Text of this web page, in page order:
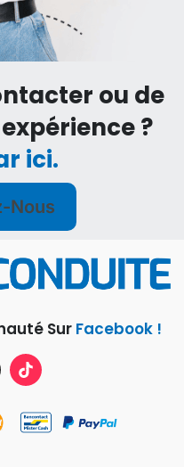
ou de
?
ici.
Nous
Sur Facebook !